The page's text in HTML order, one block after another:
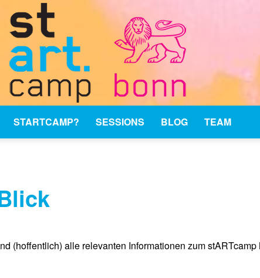
stARTcamp
STARTCAMP? SESSIONS BLOG TEAM
(hoffentlich) alle relevanten Informationen zum